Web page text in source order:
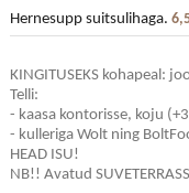
Hernesupp suitsulihaga.
KINGITUSEKS kohapeal:
Telli:
- kaasa kontorisse, koju
- kulleriga Wolt ning
HEAD ISU!
NB!! Avatud SUVETERRASS